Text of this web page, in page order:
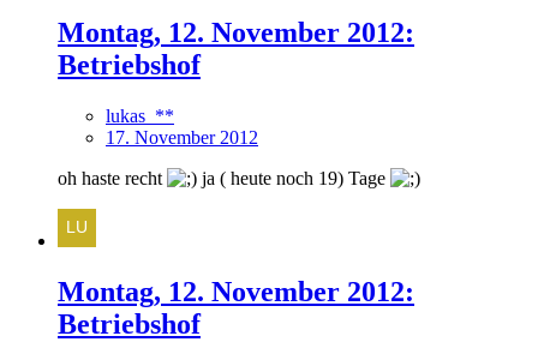
Montag, 12. November 2012:
Betriebshof
lukas_**
17. November 2012
oh haste recht
ja ( heute noch 19) Tage
Montag, 12. November 2012:
Betriebshof